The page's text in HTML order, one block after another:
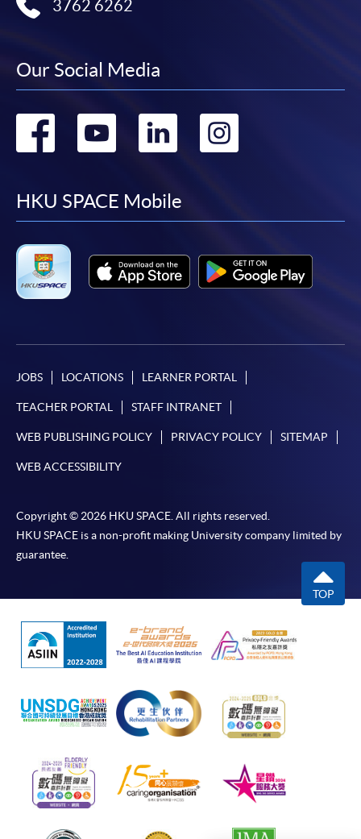
Pay) 、「支付寶」(Online Alipay) 或 「轉數快」(FPS)
報讀新課程
凡以「先到先得」為取錄方式的課程，請填妥
SF26報名表，親往報名中心或以郵遞方式連同學
[下載報名表SF26]
往報名中心或以郵遞方式遞交。
報讀同一學歷頒授課程內其他單元
課程負責人會為學員送上「註冊及學費通知」
(「通知」)，請填妥有關「通知」，並親往報名中
心或以郵遞方式，遞交「通知」及繳交所需費用。
有關繳費詳情，請參閱付款方法
何疑問，請詳閱個別課程資料，或聯絡有關課程負責
人或報名中心。
課程/科目報名注意事項:
選用網上報名服務必須在已接駁互聯網及支援
JavaScript程式瀏覽器的電腦上進行。建議選用
Google Chrome瀏覽器。
申請人不應閒置申請超過10分鐘。否則，申請人
必須重新開始整個申請程序。
3762 6262
Our Social Media
Go
facebook
Go
youtube
Go
linkedin
HKU SPACE Mobile
JOBS LOCATIONS LEARNER PORTAL
TEACHER PORTAL STAFF INTRANET
WEB PUBLISHING POLICY PRIVACY POLICY SITEMAP
WEB ACCESSIBILITY
Copyright © 2026 HKU SPACE. All rights reserved.
HKU SPACE is a non-profit making University company limited by
guarantee.
TOP